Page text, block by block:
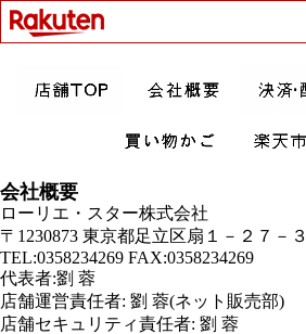
会社概要
ローリエ・スター株式会社
〒1230873 東京都足立区扇１－２７－３
TEL:0358234269 FAX:0358234269
代表者:劉 蓉
店舗運営責任者: 劉 蓉(ネット販売部)
店舗セキュリティ責任者: 劉 蓉